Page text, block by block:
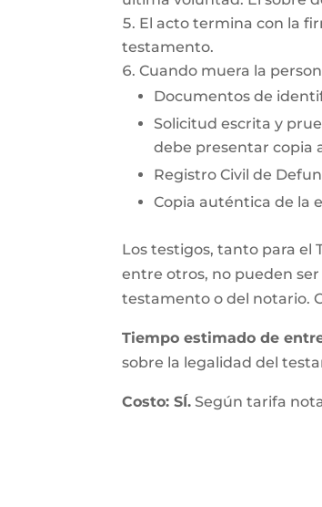
El acto termina con la
testamento.
Cuando muera la
Documentos de
Solicitud escrita y
debe presentar copia
Registro Civil de
Copia auténtica de la
Los testigos, tanto para el
entre otros, no pueden ser
testamento o del notario.
Tiempo estimado de
sobre la legalidad del
Costo: SÍ. Según tarifa